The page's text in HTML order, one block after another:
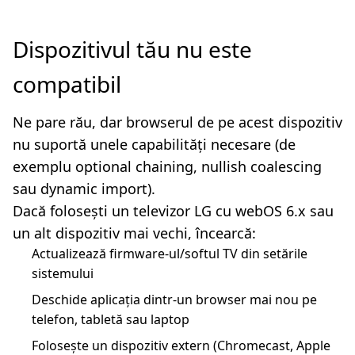
Dispozitivul tău nu este
compatibil
Ne pare rău, dar browserul de pe acest dispozitiv
nu suportă unele capabilități necesare (de
exemplu optional chaining, nullish coalescing
sau dynamic import).
Dacă folosești un televizor LG cu webOS 6.x sau
un alt dispozitiv mai vechi, încearcă:
Actualizează firmware-ul/softul TV din setările
sistemului
Deschide aplicația dintr-un browser mai nou pe
telefon, tabletă sau laptop
Folosește un dispozitiv extern (Chromecast, Apple